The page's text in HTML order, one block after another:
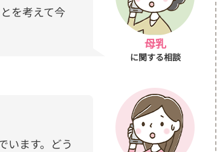
を考えて今
母乳
に関する相談
います。どう